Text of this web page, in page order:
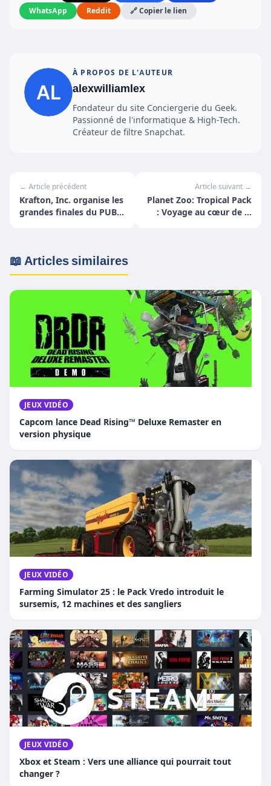
WhatsApp
Reddit 🔗 Copier le lien
À PROPOS DE L'AUTEUR
alexwilliamlex
Fondateur du site Conciergerie du Geek.
Passionné de l'informatique & High-Tech.
Créateur de filtre Snapchat.
← Article précédent
Krafton, Inc. organise les
grandes finales du PUBG
Article suivant →
Planet Zoo: Tropical Pack
: Voyage au cœur de la
📖 Articles similaires
JEUX VIDÉO
Capcom lance Dead Rising™ Deluxe Remaster en
version physique
JEUX VIDÉO
Farming Simulator 25 : le Pack Vredo introduit le
sursemis, 12 machines et des sangliers
JEUX VIDÉO
Xbox et Steam : Vers une alliance qui pourrait tout
changer ?